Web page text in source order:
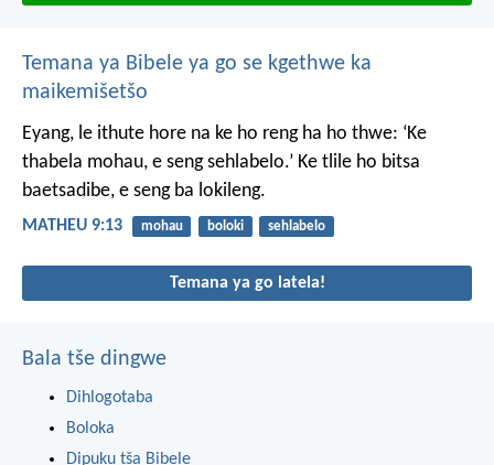
Temana ya Bibele ya go se kgethwe ka
maikemišetšo
Eyang, le ithute hore na ke ho reng ha ho thwe: ‘Ke
thabela mohau, e seng sehlabelo.’ Ke tlile ho bitsa
baetsadibe, e seng ba lokileng.
MATHEU 9:13 mohau boloki sehlabelo
Temana ya go latela!
Bala tše dingwe
Dihlogotaba
Boloka
Dipuku tša Bibele